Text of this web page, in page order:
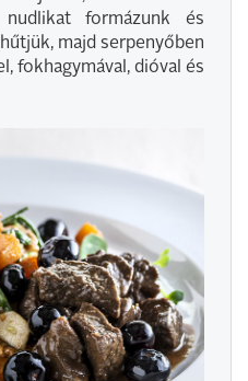
nudlikat formázunk és
majd serpenyőben
fokhagymával, dióval és